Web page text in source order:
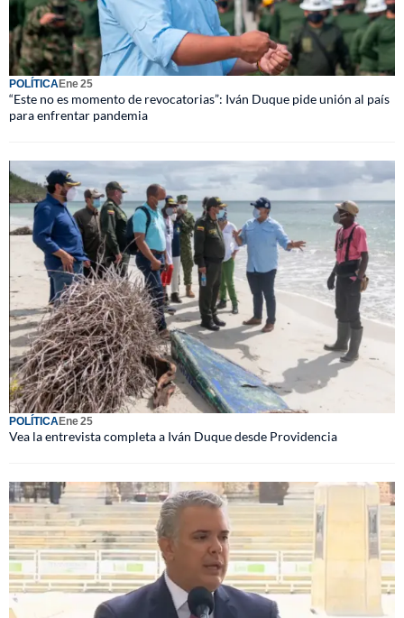
POLÍTICAEne 25
“Este no es momento de revocatorias”: Iván Duque pide unión al país
para enfrentar pandemia
POLÍTICAEne 25
Vea la entrevista completa a Iván Duque desde Providencia